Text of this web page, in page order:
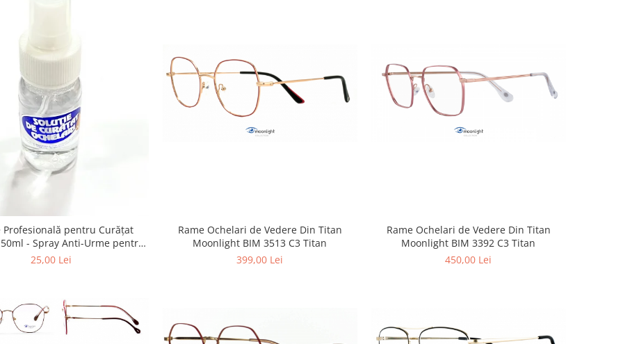
Profesională pentru Curățat
Urme pentru
Ecrane și Optică 50ml
25,00 Lei
Rame Ochelari de Vedere Din Titan
Moonlight BIM 3513 C3 Titan
399,00 Lei
Rame Ochelari de Vedere Din Titan
Moonlight BIM 3392 C3 Titan
450,00 Lei